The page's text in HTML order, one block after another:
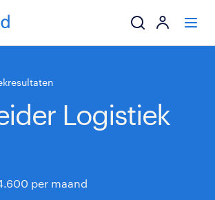
werkgevers
Logistiek
per maand